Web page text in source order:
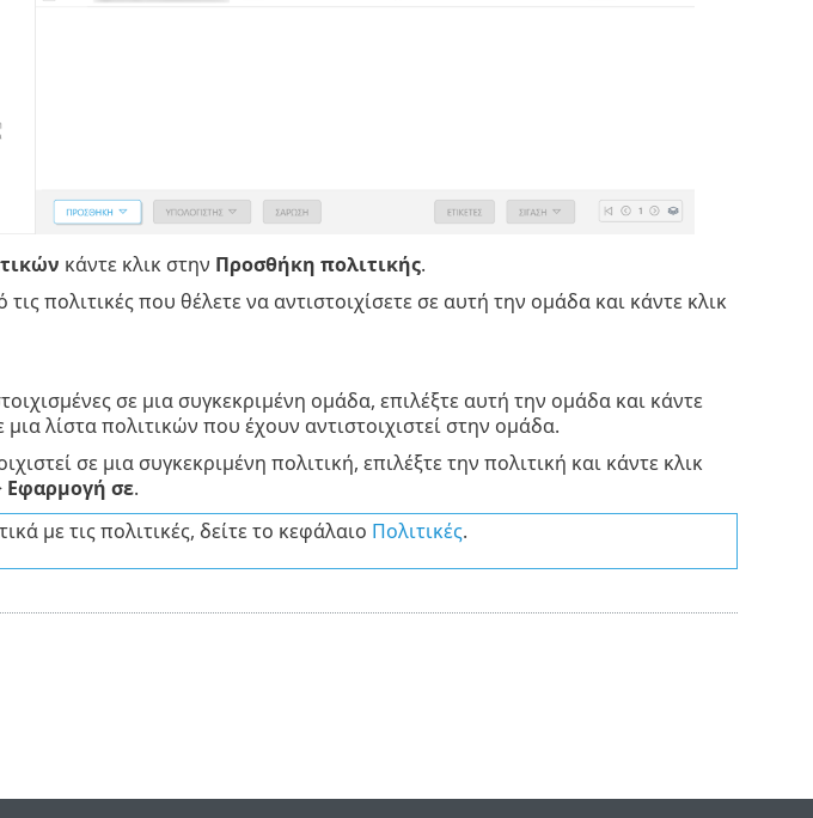
κάντε κλικ στην Προσθήκη πολιτικής.
πολιτικές που θέλετε να αντιστοιχίσετε σε αυτή την ομάδα και κάντε κλικ
σε μια συγκεκριμένη ομάδα, επιλέξτε αυτή την ομάδα και κάντε
μια λίστα πολιτικών που έχουν αντιστοιχιστεί στην ομάδα.
σε μια συγκεκριμένη πολιτική, επιλέξτε την πολιτική και κάντε κλικ
Εφαρμογή σε.
με τις πολιτικές, δείτε το κεφάλαιο Πολιτικές.